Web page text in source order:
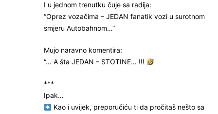
I u jednom trenutku čuje sa radija:
“Oprez vozačima – JEDAN fanatik vozi u surotnom
smjeru Autobahnom…”
Mujo naravno komentira:
“… A šta JEDAN – STOTINE… !!!
***
Ipak…
Kao i uvijek, preporučiću ti da pročitaš nešto sa